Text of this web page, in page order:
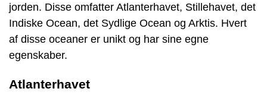
jorden. Disse omfatter Atlanterhavet, Stillehavet, det
Indiske Ocean, det Sydlige Ocean og Arktis. Hvert
af disse oceaner er unikt og har sine egne
egenskaber.
Atlanterhavet